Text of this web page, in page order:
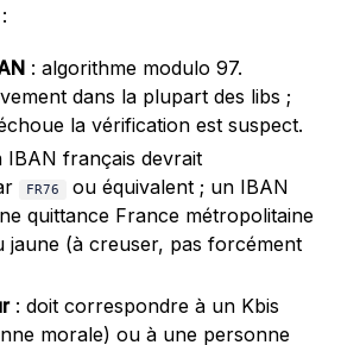
: algorithme modulo 97.
dans la plupart des libs ;
la vérification est suspect.
IBAN français devrait
FR76
ou équivalent ; un IBAN
quittance France métropolitaine
jaune (à creuser, pas forcément
: doit correspondre à un Kbis
morale) ou à une personne